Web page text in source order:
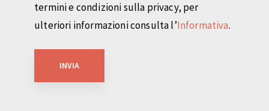
termini e condizioni sulla privacy, per
ulteriori informazioni consulta l’Informativa.